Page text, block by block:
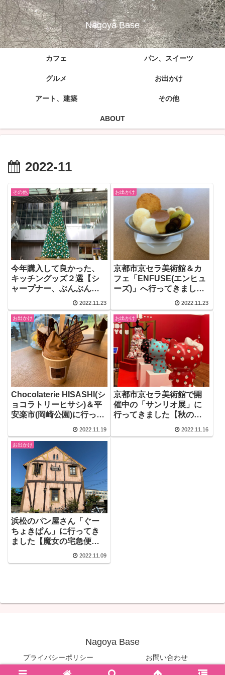
Nagoya Base
カフェ パン、スイーツ
グルメ お出かけ
アート、建築 その他
ABOUT
2022-11
その他
今年購入して良かった、
キッチングッズ２選【シ
ャープナー、ぶんぶんチ
ョッパースーパー5 】
2022.11.23
お出かけ
京都市京セラ美術館＆カ
フェ「ENFUSE(エンヒュ
ーズ)」へ行ってきました
2022.11.23
お出かけ
Chocolaterie HISASHI(シ
ョコラトリーヒサシ)＆平
安楽市(岡崎公園)に行って
2022.11.19
お出かけ
京都市京セラ美術館で開
催中の「サンリオ展」に
行ってきました【秋の京
2022.11.16
お出かけ
浜松のパン屋さん「ぐー
ちょきぱん」に行ってき
ました【魔女の宅急便の
パン屋さんがモチーフ】
2022.11.09
Nagoya Base
プライバシーポリシー お問い合わせ